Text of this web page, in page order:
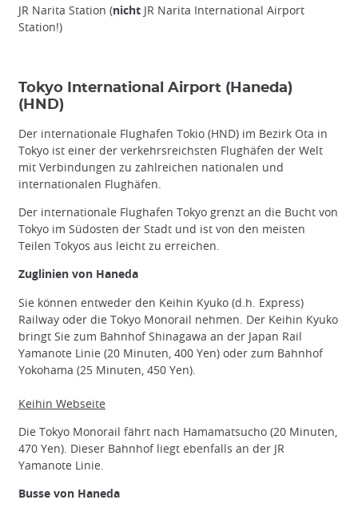
JR Narita Station (nicht JR Narita International Airport
Station!)
Tokyo International Airport (Haneda)
(HND)
Der internationale Flughafen Tokio (HND) im Bezirk Ota in
Tokyo ist einer der verkehrsreichsten Flughäfen der Welt
mit Verbindungen zu zahlreichen nationalen und
internationalen Flughäfen.
Der internationale Flughafen Tokyo grenzt an die Bucht von
Tokyo im Südosten der Stadt und ist von den meisten
Teilen Tokyos aus leicht zu erreichen.
Zuglinien von Haneda
Sie können entweder den Keihin Kyuko (d.h. Express)
Railway oder die Tokyo Monorail nehmen. Der Keihin Kyuko
bringt Sie zum Bahnhof Shinagawa an der Japan Rail
Yamanote Linie (20 Minuten, 400 Yen) oder zum Bahnhof
Yokohama (25 Minuten, 450 Yen).
Keihin Webseite
Die Tokyo Monorail fährt nach Hamamatsucho (20 Minuten,
470 Yen). Dieser Bahnhof liegt ebenfalls an der JR
Yamanote Linie.
Busse von Haneda